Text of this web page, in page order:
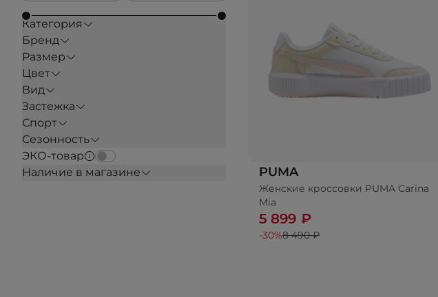
Категория
Бренд
Размер
Цвет
Вид
Застежка
Спорт
Сезонность
ЭКО-товар
Наличие в магазине
PUMA
Женские кроссовки PUMA Carina
Mia
5 899 ₽
-30%8 490 ₽